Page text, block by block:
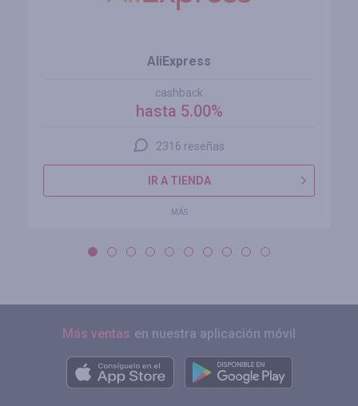
AliExpress
cashback
hasta 5.00%
2316 reseñas
IR A TIENDA
MÁS
Más ventas en nuestra aplicación móvil